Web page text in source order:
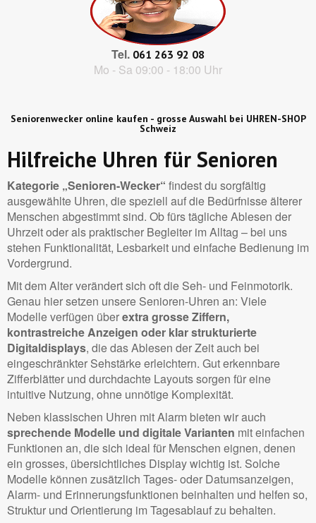
Tel. 061 263 92 08
Mo - Sa 09:00 - 18:00 Uhr
Seniorenwecker online kaufen - grosse Auswahl bei UHREN-SHOP
Schweiz
Hilfreiche Uhren für Senioren
Kategorie „Senioren-Wecker“ findest du sorgfältig
ausgewählte Uhren, die speziell auf die Bedürfnisse älterer
Menschen abgestimmt sind. Ob fürs tägliche Ablesen der
Uhrzeit oder als praktischer Begleiter im Alltag – bei uns
stehen Funktionalität, Lesbarkeit und einfache Bedienung im
Vordergrund.
Mit dem Alter verändert sich oft die Seh- und Feinmotorik.
Genau hier setzen unsere Senioren-Uhren an: Viele
Modelle verfügen überextra grosse Ziffern,
kontrastreiche Anzeigen oder klar strukturierte
Digitaldisplays, die das Ablesen der Zeit auch bei
eingeschränkter Sehstärke erleichtern. Gut erkennbare
Zifferblätter und durchdachte Layouts sorgen für eine
intuitive Nutzung, ohne unnötige Komplexität.
Neben klassischen Uhren mit Alarm bieten wir auch
sprechende Modelle und digitale Varianten mit einfachen
Funktionen an, die sich ideal für Menschen eignen, denen
ein grosses, übersichtliches Display wichtig ist. Solche
Modelle können zusätzlich Tages- oder Datumsanzeigen,
Alarm- und Erinnerungsfunktionen beinhalten und helfen so,
Struktur und Orientierung im Tagesablauf zu behalten.